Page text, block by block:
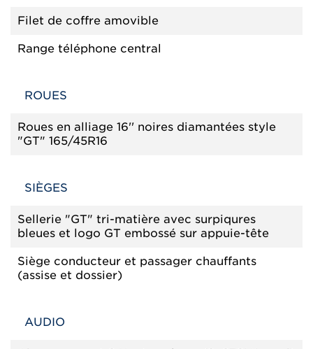
Filet de coffre amovible
Range téléphone central
ROUES
Roues en alliage 16'' noires diamantées style
"GT" 165/45R16
SIÈGES
Sellerie "GT" tri-matière avec surpiqures
bleues et logo GT embossé sur appuie-tête
Siège conducteur et passager chauffants
(assise et dossier)
AUDIO